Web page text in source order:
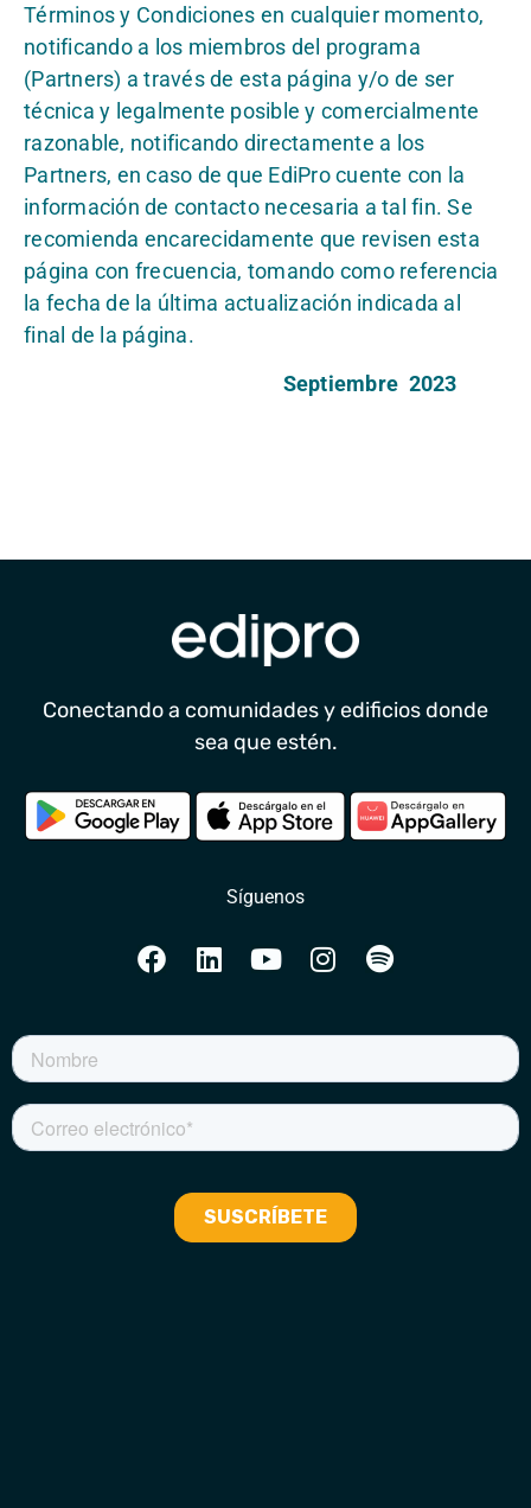
Términos y Condiciones en cualquier momento,
notificando a los miembros del programa
(Partners) a través de esta página y/o de ser
técnica y legalmente posible y comercialmente
razonable, notificando directamente a los
Partners, en caso de que EdiPro cuente con la
información de contacto necesaria a tal fin. Se
recomienda encarecidamente que revisen esta
página con frecuencia, tomando como referencia
la fecha de la última actualización indicada al
final de la página.
Septiembre 2023
Conectando a comunidades y edificios donde
sea que estén.
Síguenos